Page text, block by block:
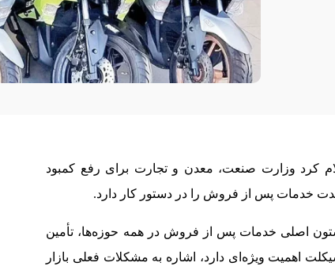
کرد وزارت صنعت، معدن و تجارت برای رفع کمبود
خدمات پس از فروش را در دستور کار دارد.
ستون اصلی خدمات پس از فروش در همه حوزه‌ها، تأمین
اهمیت ویژه‌ای دارد، اشاره به مشکلات فعلی بازار